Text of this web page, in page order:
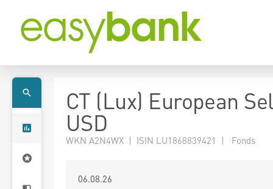
CT (Lux) European
USD
WKN A2N4WX | ISIN LU1868839421 | Fonds
06.08.26